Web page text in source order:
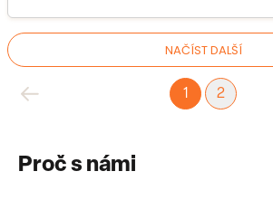
NAČÍST DALŠÍ
1 2
Proč s námi